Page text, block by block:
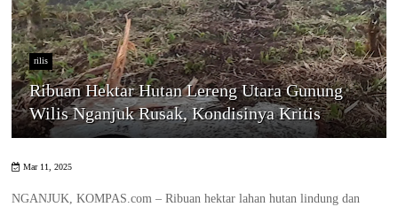
rilis
Ribuan Hektar Hutan Lereng Utara Gunung
Wilis Nganjuk Rusak, Kondisinya Kritis
Mar 11, 2025
NGANJUK, KOMPAS.com – Ribuan hektar lahan hutan lindung dan